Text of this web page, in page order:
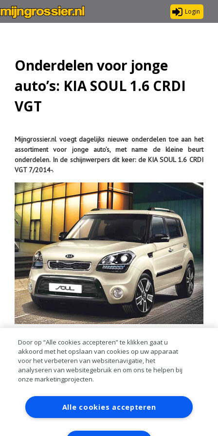
Login
Onderdelen voor jonge
auto’s: KIA SOUL 1.6 CRDI
VGT
Mijngrossier.nl voegt dagelijks nieuwe onderdelen toe aan het
assortiment voor jonge auto’s, met name de kleine beurt
onderdelen. In de schijnwerpers dit keer: de KIA SOUL 1.6 CRDI
VGT 7/2014-.
beschikbaar:
Wisserbladen voorzijde, motorolie specificatie, motorolie 1 ltr,
oliefilter, luchtfilter, brandstoffilter, interieurfilter, interieurfilter
koolstof, remschijf voorzijde, remblokset voorzijde, remschijf
achterzijde 259mm, remschijf achterzijde 279mm, remblok
achterzijde, bougie en waterpomp electrisch, multi-v.
Contact Account aanvragen
Inloggen
RAI bestanden
Privacy
Algemene
voorwaarden
Verwerkersovereenkomst
Door op “Alle cookies accepteren” te klikken gaat u
akkoord met het opslaan van cookies op uw apparaat
voor het verbeteren van websitenavigatie, het
analyseren van websitegebruik en om ons te helpen bij
onze marketingprojecten.
Alle cookies accepteren